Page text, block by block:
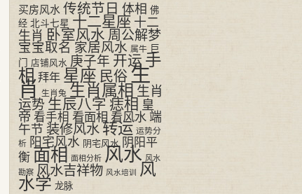
买房风水 传统节日 体相 佛
经 北斗七星 十二星座 十二
生肖 卧室风水 周公解梦
宝宝取名 家居风水 属牛 巨
门
店铺风水 庚子年 开运 手
相 拜年 星座 民俗 生
肖 生肖兔 生肖属相 生肖
运势 生辰八字 痣相 皇
帝 看手相 看面相 看风水 端
午节 装修风水 转运 运势分
析 阳宅风水 阴宅风水 阴阳平
衡 面相 面相分析 风水 风水
勘察 风水吉祥物 风水培训 风
水学 龙脉